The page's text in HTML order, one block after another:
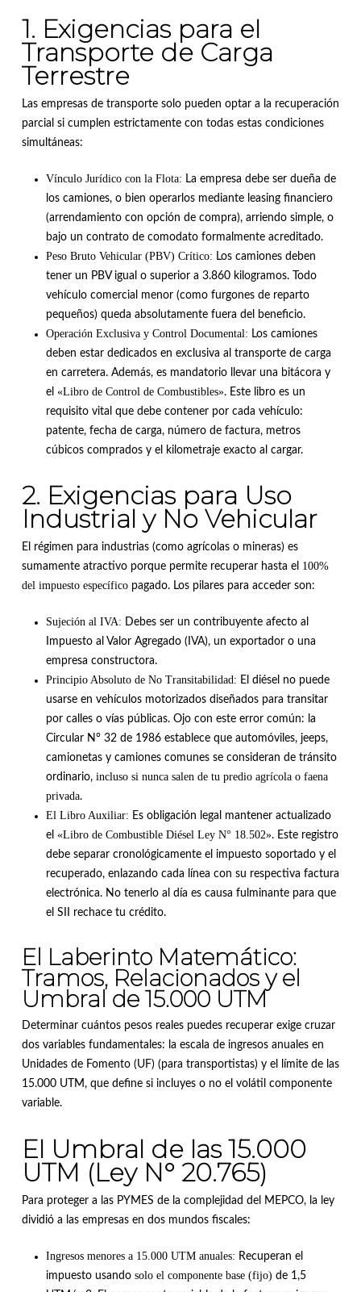
1. Exigencias para el
Transporte de Carga
Terrestre
Las empresas de transporte solo pueden optar a la recuperación
parcial si cumplen estrictamente con todas estas condiciones
simultáneas:
Vínculo Jurídico con la Flota: La empresa debe ser dueña de
los camiones, o bien operarlos mediante leasing financiero
(arrendamiento con opción de compra), arriendo simple, o
bajo un contrato de comodato formalmente acreditado.
Peso Bruto Vehicular (PBV) Crítico: Los camiones deben
tener un PBV igual o superior a 3.860 kilogramos.
Todo
vehículo comercial menor (como furgones de reparto
pequeños) queda absolutamente fuera del beneficio.
Operación Exclusiva y Control Documental: Los camiones
deben estar dedicados en exclusiva al transporte de carga
en carretera. Además, es mandatorio llevar una bitácora y
el «Libro de Control de Combustibles». Este libro es un
requisito vital que debe contener por cada vehículo:
patente, fecha de carga, número de factura, metros
cúbicos comprados y el kilometraje exacto al cargar.
2. Exigencias para Uso
Industrial y No Vehicular
El régimen para industrias (como agrícolas o mineras) es
sumamente atractivo porque permite recuperar hasta el 100%
del impuesto específicopagado. Los pilares para acceder son:
Sujeción al IVA: Debes ser un contribuyente afecto al
Impuesto al Valor Agregado (IVA), un exportador o una
empresa constructora.
Principio Absoluto de No Transitabilidad: El diésel no puede
usarse en vehículos motorizados diseñados para transitar
por calles o vías públicas. Ojo con este error común: la
Circular N° 32 de 1986 establece que automóviles, jeeps,
camionetas y camiones comunes se consideran de tránsito
ordinario, incluso si nunca salen de tu predio agrícola o faena
privada.
El Libro Auxiliar: Es obligación legal mantener actualizado
el «Libro de Combustible Diésel Ley N° 18.502». Este registro
debe separar cronológicamente el impuesto soportado y el
recuperado, enlazando cada línea con su respectiva factura
electrónica. No tenerlo al día es causa fulminante para que
el SII rechace tu crédito.
El Laberinto Matemático:
Tramos, Relacionados y el
Umbral de 15.000 UTM
Determinar cuántos pesos reales puedes recuperar exige cruzar
dos variables fundamentales: la escala de ingresos anuales en
Unidades de Fomento (UF) (para transportistas) y el límite de las
15.000 UTM, que define si incluyes o no el volátil componente
variable.
El Umbral de las 15.000
UTM (Ley N° 20.765)
Para proteger a las PYMES de la complejidad del MEPCO, la ley
dividió a las empresas en dos mundos fiscales:
Ingresos menores a 15.000 UTM anuales: Recuperan el
impuesto usando solo el componente base (fijo) de 1,5